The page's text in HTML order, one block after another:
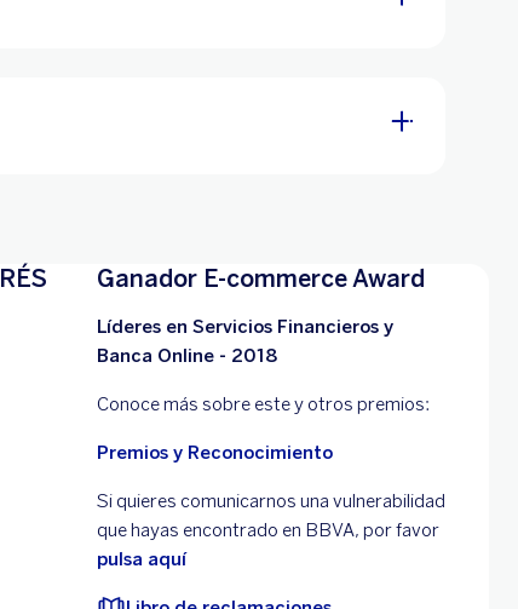
Ganador E-commerce Award
Líderes en Servicios Financieros y
Banca Online - 2018
Conoce más sobre este y otros premios:
Premios y Reconocimiento
Si quieres comunicarnos una vulnerabilidad
que hayas encontrado en BBVA, por favor
pulsa aquí